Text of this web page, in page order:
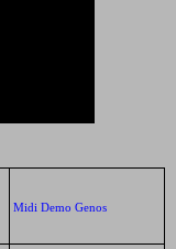
Midi Demo Genos